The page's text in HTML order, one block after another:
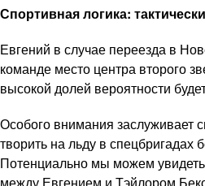
Спортивная логика:
Евгений в случае переезда в
команде место центра второго
высокой долей вероятности
Особого внимания заслуживает
творить на льду в спецбригадах
Потенциально мы можем